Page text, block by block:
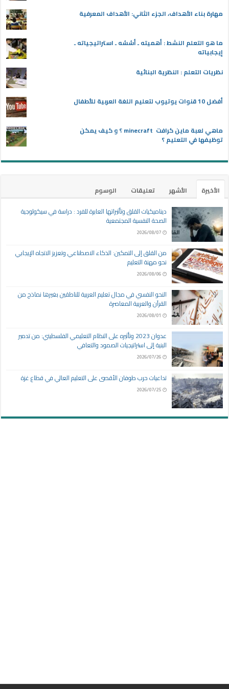
مهارة بناء الأهداف، الجزء الثاني: الأهداف المعرفية
ما هو التعلم النشط : أهميته ـ أسُسُه ـ استراتيجياته ـ
إيجابياته
نظريات التعلم : النظرية البنائية
أفضل 10 قنوات يوتيوب لتعليم اللغة العربية للأطفال
ماهي لعبة ماين كرافت minecraft ؟ و كيف يمكن
توظيفها في التعليم ؟
الأخيرة الأشهر تعليقات
الوسوم
ديناميكيات القلق وتأثيراتها العابرة للفرد : دراسة في سيكولوجية
الصحة النفسية المجتمعية
2026/08/07
من القلق إلى التمكين: الذكاء الاصطناعي وتعزيز الاتجاه الإيجابي
نحو مهنة التعليم
2026/08/06
النحو النفسي في مجال تعليم العربية للناطقين بغيرها نماذج من
القرآن والعربية المعاصرة
2026/08/01
عدوان 2023 وتأثيره على النظام التعليمي الفلسطيني: من تدمير
البنية إلى استراتيجيات الصمود والتعافي
2026/07/26
تداعيات حرب طوفان الأقصى على التعليم العالي في قطاع غزة
2026/07/25